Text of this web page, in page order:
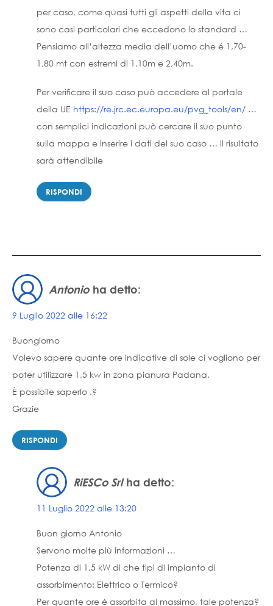
per caso, come quasi tutti gli aspetti della vita ci
sono casi particolari che eccedono lo standard …
Pensiamo all’altezza media dell’uomo che é 1,70-
1,80 mt con estremi di 1,10m e 2,40m.
Per verificare il suo caso può accedere al portale
della UE https://re.jrc.ec.europa.eu/pvg_tools/en/ …
con semplici indicazioni può cercare il suo punto
sulla mappa e inserire i dati del suo caso … il risultato
sarà attendibile
RISPONDI
Antonio ha detto:
9 Luglio 2022 alle 16:22
Buongiorno
Volevo sapere quante ore indicative di sole ci vogliono per
poter utilizzare 1,5 kw in zona pianura Padana.
È possibile saperlo .?
Grazie
RISPONDI
RiESCo Srl ha detto:
11 Luglio 2022 alle 13:20
Buon giorno Antonio
Servono molte più informazioni …
Potenza di 1,5 kW di che tipi di impianto di
assorbimento: Elettrico o Termico?
Per quante ore è assorbita al massimo, tale potenza?